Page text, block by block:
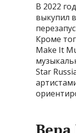
В 2022
выкупил
Кроме
Make It
Star